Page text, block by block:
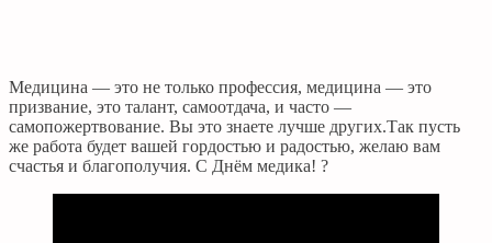
Медицина — это не только профессия, медицина — это
призвание, это талант, самоотдача, и часто —
самопожертвование. Вы это знаете лучше других.Так пусть
же работа будет вашей гордостью и радостью, желаю вам
счастья и благополучия. С Днём медика! ?